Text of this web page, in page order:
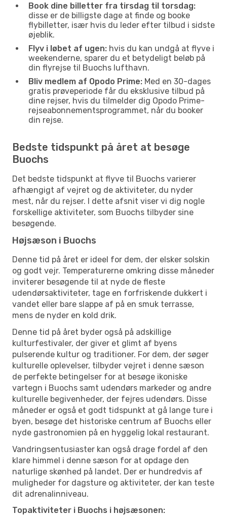
Book dine billetter fra tirsdag til torsdag:
disse er de billigste dage at finde og booke
flybilletter, især hvis du leder efter tilbud i sidste
øjeblik.
Flyv i løbet af ugen: hvis du kan undgå at flyve i
weekenderne, sparer du et betydeligt beløb på
din flyrejse til Buochs lufthavn.
Bliv medlem af Opodo Prime: Med en 30-dages
gratis prøveperiode får du eksklusive tilbud på
dine rejser, hvis du tilmelder dig Opodo Prime-
rejseabonnementsprogrammet, når du booker
din rejse.
Bedste tidspunkt på året at besøge
Buochs
Det bedste tidspunkt at flyve til Buochs varierer
afhængigt af vejret og de aktiviteter, du nyder
mest, når du rejser. I dette afsnit viser vi dig nogle
forskellige aktiviteter, som Buochs tilbyder sine
besøgende.
Højsæson i Buochs
Denne tid på året er ideel for dem, der elsker solskin
og godt vejr. Temperaturerne omkring disse måneder
inviterer besøgende til at nyde de fleste
udendørsaktiviteter, tage en forfriskende dukkert i
vandet eller bare slappe af på en smuk terrasse,
mens de nyder en kold drik.
Denne tid på året byder også på adskillige
kulturfestivaler, der giver et glimt af byens
pulserende kultur og traditioner. For dem, der søger
kulturelle oplevelser, tilbyder vejret i denne sæson
de perfekte betingelser for at besøge ikoniske
vartegn i Buochs samt udendørs markeder og andre
kulturelle begivenheder, der fejres udendørs. Disse
måneder er også et godt tidspunkt at gå lange ture i
byen, besøge det historiske centrum af Buochs eller
nyde gastronomien på en hyggelig lokal restaurant.
Vandringsentusiaster kan også drage fordel af den
klare himmel i denne sæson for at opdage den
naturlige skønhed på landet. Der er hundredvis af
muligheder for dagsture og aktiviteter, der kan teste
dit adrenalinniveau.
Topaktiviteter i Buochs i højsæsonen: